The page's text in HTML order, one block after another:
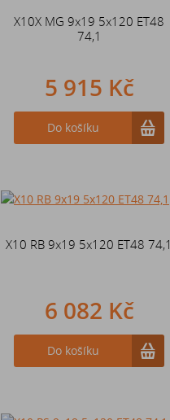
X10X MG 9x19 5x120 ET48
74,1
5 915 Kč
Do košíku
X10 RB 9x19 5x120 ET48 74,1
6 082 Kč
Do košíku